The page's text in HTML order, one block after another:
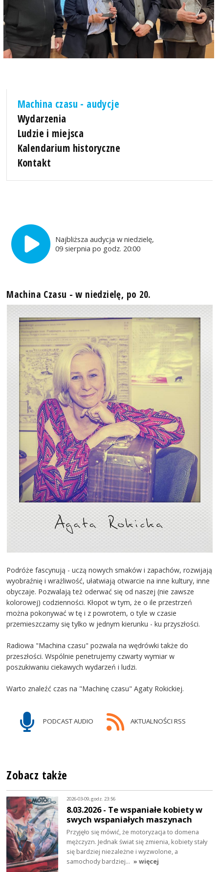
Machina czasu - audycje
Wydarzenia
Ludzie i miejsca
Kalendarium historyczne
Kontakt
Najbliższa audycja w niedzielę,
09 sierpnia po godz. 20:00
Machina Czasu - w niedzielę, po 20.
Podróże fascynują - uczą nowych smaków i zapachów, rozwijają
wyobraźnię i wrażliwość, ułatwiają otwarcie na inne kultury, inne
obyczaje. Pozwalają też oderwać się od naszej (nie zawsze
kolorowej) codzienności. Kłopot w tym, że o ile przestrzeń
można pokonywać w tę i z powrotem, o tyle w czasie
przemieszczamy się tylko w jednym kierunku - ku przyszłości.
Radiowa "Machina czasu" pozwala na wędrówki także do
przeszłości. Wspólnie penetrujemy czwarty wymiar w
poszukiwaniu ciekawych wydarzeń i ludzi.
Warto znaleźć czas na "Machinę czasu" Agaty Rokickiej.
PODCAST AUDIO AKTUALNOŚCI RSS
Zobacz także
2026-03-09, godz. 23:56
8.03.2026 - Te wspaniałe kobiety w
swych wspaniałych maszynach
Przyjęło się mówić, że motoryzacja to domena
mężczyzn. Jednak świat się zmienia, kobiety stały
się bardziej niezależne i wyzwolone, a
samochody bardziej… » więcej